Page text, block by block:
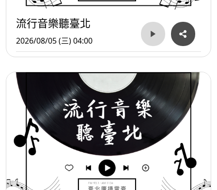
流行音樂聽臺北
2026/08/05 (三) 04:00